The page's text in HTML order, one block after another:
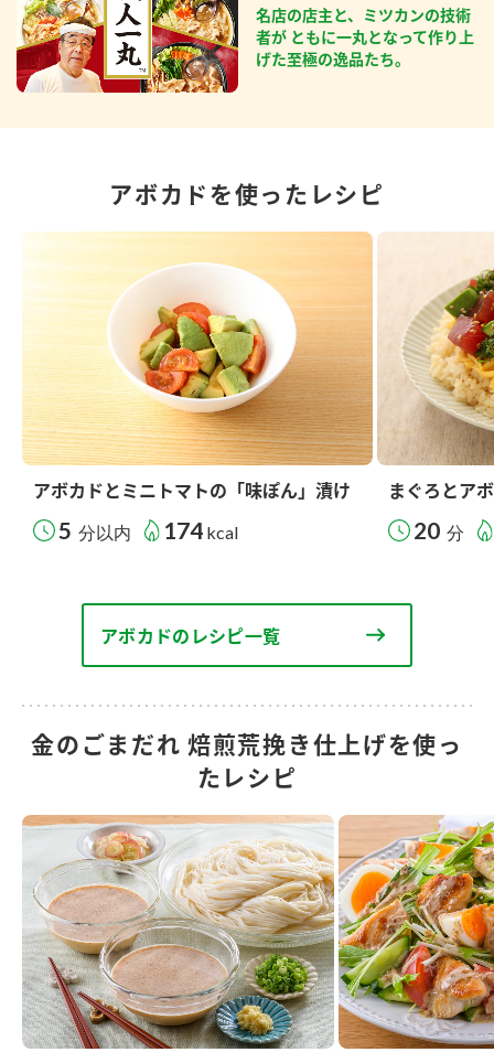
名店の店主と、ミツカンの技術
者が ともに一丸となって作り上
げた至極の逸品たち。
アボカドを使ったレシピ
アボカドとミニトマトの「味ぽん」漬け
5 分以内 174 kcal
まぐろとア
20 分
アボカドのレシピ一覧
金のごまだれ 焙煎荒挽き仕上げを使っ
たレシピ